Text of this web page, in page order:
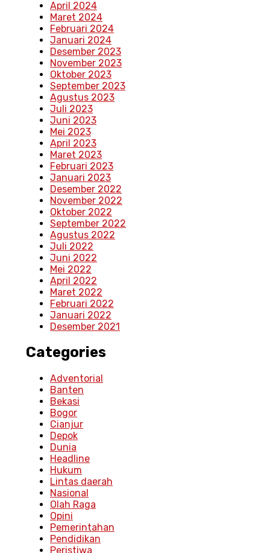
April 2024
Maret 2024
Februari 2024
Januari 2024
Desember 2023
November 2023
Oktober 2023
September 2023
Agustus 2023
Juli 2023
Juni 2023
Mei 2023
April 2023
Maret 2023
Februari 2023
Januari 2023
Desember 2022
November 2022
Oktober 2022
September 2022
Agustus 2022
Juli 2022
Juni 2022
Mei 2022
April 2022
Maret 2022
Februari 2022
Januari 2022
Desember 2021
Categories
Adventorial
Banten
Bekasi
Bogor
Cianjur
Depok
Dunia
Headline
Hukum
Lintas daerah
Nasional
Olah Raga
Opini
Pemerintahan
Pendidikan
Peristiwa